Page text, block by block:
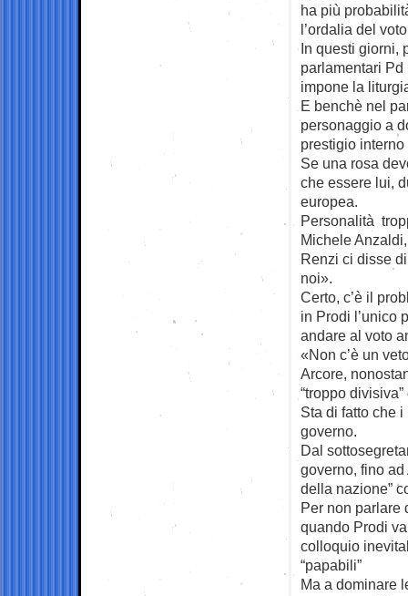
ha più
l’ordalia del
In questi giorni,
parlamentari
impone la
E benchè nel
personaggio a
prestigio
Se una rosa
che essere lui,
europea.
Personalità
Michele
Renzi ci disse
noi».
Certo, c’è il
in Prodi l’unico
andare al voto
«Non c’è un
Arcore,
“troppo
Sta di fatto che
governo.
Dal
governo, fino ad
della nazione”
Per non parlare
quando Prodi
colloquio
“papabili”
Ma a dominare